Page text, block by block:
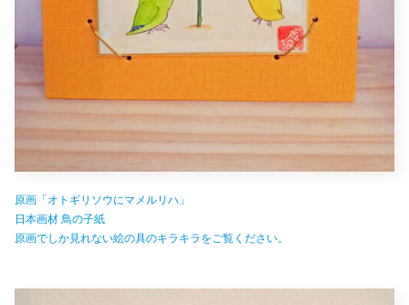
原画「オトギリソウにマメルリハ」
日本画材 鳥の子紙
原画でしか見れない絵の具のキラキラをご覧ください。